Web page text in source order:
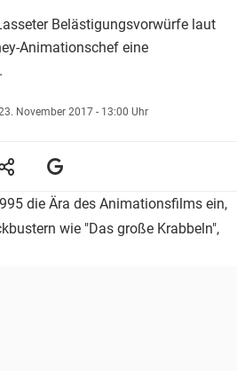
Belästigungsvorwürfe laut
Animationschef eine
November 2017 - 13:00 Uhr
die Ära des Animationsfilms ein,
wie "Das große Krabbeln",